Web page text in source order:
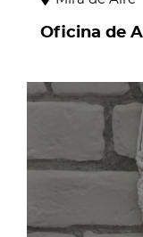
Oficina de
page